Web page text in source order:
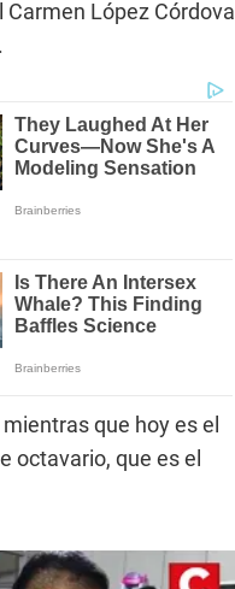
López Córdova
que hoy es el
octavario, que es el